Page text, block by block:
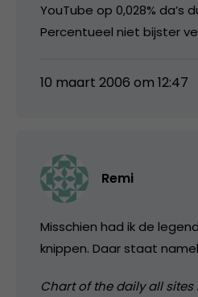
YouTube op 0,028% da’s
Percentueel niet bijster
10 maart 2006 om 12:47
Remi
Misschien had ik de
knippen. Daar staat
Chart of the daily all sites